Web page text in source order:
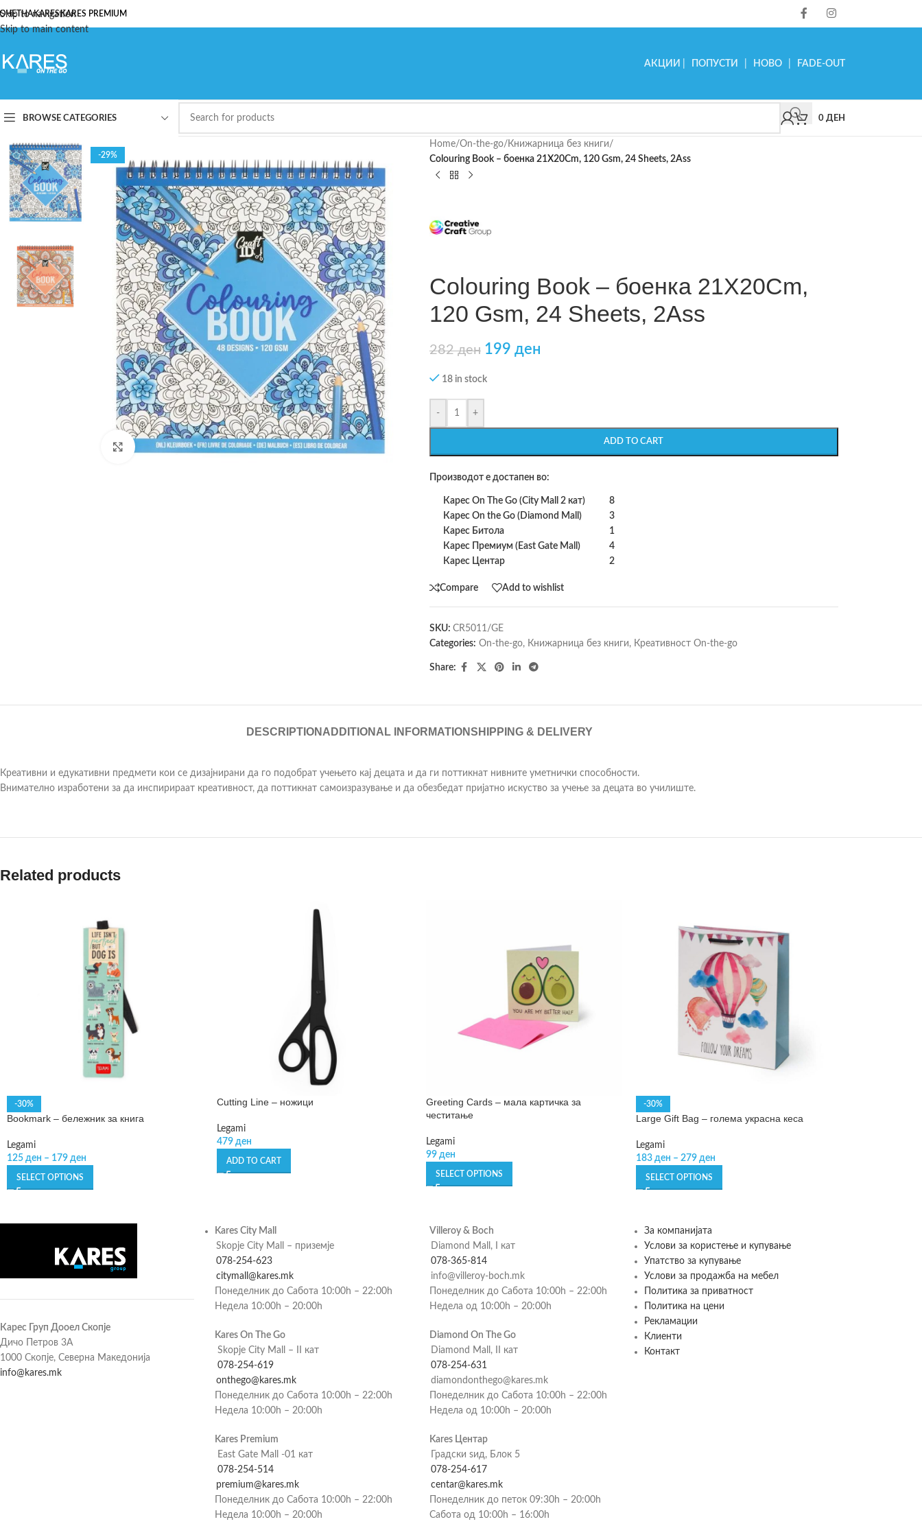
Skip to navigation
Skip to main content
KARESKARES PREMIUM
АКЦИИ ПОПУСТИ НОВО FADE-OUT
BROWSE CATEGORIES 0 ДЕН
-29%
Click to enlarge
Home/On-the-go/ Книжарница без книги/
Colouring Book – боенка 21X20Cm, 120 Gsm, 24 Sheets, 2Ass
Colouring Book – боенка 21X20Cm,
120 Gsm, 24 Sheets, 2Ass
282ден 199 ден
18 in stock
- +
ADD TO CART
Производот е достапен во:
Карес On The Go (City Mall 2 кат)
8
Карес On the Go (Diamond Mall)
3
Карес Битола
1
Карес Премиум (East Gate Mall)
4
Карес Центар
2
Compare Add to wishlist
SKU: CR5011/GE
Categories: On-the-go, Книжарница без книги, Креативност On-the-go
Share:
DESCRIPTION ADDITIONAL INFORMATIONSHIPPING & DELIVERY
Креативни и едукативни предмети кои се дизајнирани да го подобрат учењето кај децата и да ги поттикнат нивните уметнички способности.
Внимателно изработени за да инспирираат креативност, да поттикнат самоизразување и да обезбедат пријатно искуство за учење за децата во училиште.
Related products
-30%
Bookmark – бележник за книга
Legami
125 ден – 179 ден
SELECT OPTIONS
Cutting Line – ножици
Legami
479 ден
ADD TO CART
Greeting Cards – мала картичка за
честитање
Legami
99 ден
SELECT OPTIONS
-30%
Large Gift Bag – голема украсна кеса
Legami
183 ден – 279 ден
SELECT OPTIONS
Карес Груп Дооел Скопје
Дичо Петров 3А
1000 Скопје, Северна Македонија
info@kares.mk
Kares City Mall
Skopje City Mall – приземје
078-254-623
citymall@kares.mk
Понеделник до Сабота 10:00h – 22:00h
Недела 10:00h – 20:00h
Kares On The Go
Skopje City Mall – II кат
078-254-619
onthego@kares.mk
Понеделник до Сабота 10:00h – 22:00h
Недела 10:00h – 20:00h
Kares Premium
East Gate Mall -01 кат
078-254-514
premium@kares.mk
Понеделник до Сабота 10:00h – 22:00h
Недела 10:00h – 20:00h
Villeroy & Boch
Diamond Mall, I кат
078-365-814
info@villeroy-boch.mk
Понеделник до Сабота 10:00h – 22:00h
Недела од 10:00h – 20:00h
Diamond On The Go
Diamond Mall, II кат
078-254-631
diamondonthego@kares.mk
Понеделник до Сабота 10:00h – 22:00h
Недела од 10:00h – 20:00h
Kares Центар
Градски ѕид, Блок 5
078-254-617
centar@kares.mk
Понеделник до петок 09:30h – 20:00h
Сабота од 10:00h – 16:00h
За компанијата
Услови за користење и купување
Упатство за купување
Услови за продажба на мебел
Политика за приватност
Политика на цени
Рекламации
Клиенти
Контакт